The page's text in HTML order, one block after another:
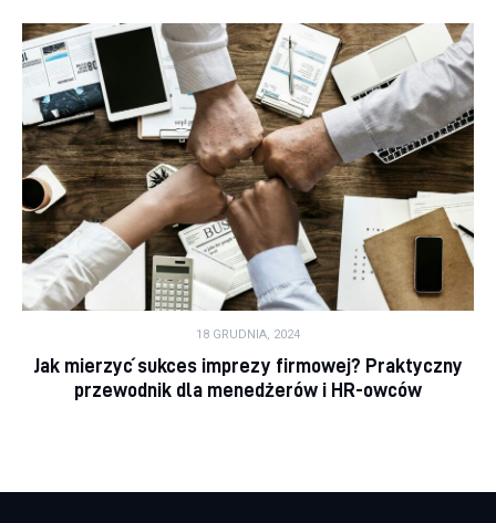
18 GRUDNIA, 2024
Jak mierzyć sukces imprezy firmowej? Praktyczny
przewodnik dla menedżerów i HR-owców